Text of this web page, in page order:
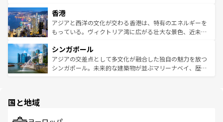
とつ。フォーやバインミー、ベトナムコーヒーなどは、ぜ
ひ現地で味わいたい。どの地域を訪れてもあたたかい人々
が旅行者を迎えてくれるので、きっと忘れられない旅にな
参照してほしい。
の活気が交差している。北部ではチェンマイなどの山岳地
帯で自然と触れ合い、南部ではプーケットやクラビの美し
いビーチでリゾート気分を楽しむことができる。タイ料理
激する。気候は一年中温暖で、どの季節にも異なる楽しみ
が待っている。親しみやすいタイの人々、仏教を中心とし
た文化、そして多様な観光資源が、訪れる旅人を魅了し続
香港
アジアと西洋の文化が交わる香港は、特有のエネルギーを
もっている。ヴィクトリア湾に広がる壮大な景色、近未来
み、どこを訪れても感動するはず。観光スポットが密集し
ており、効率よく見どころを回れるのも魅力。息をのむよ
うな絶景から文化的な体験まで、香港を存分に楽しみ尽く
シンガポール
アジアの交差点として多文化が融合した独自の魅力を放つ
シンガポール。未来的な建築物が並ぶマリーナベイ、歴史
国と地域